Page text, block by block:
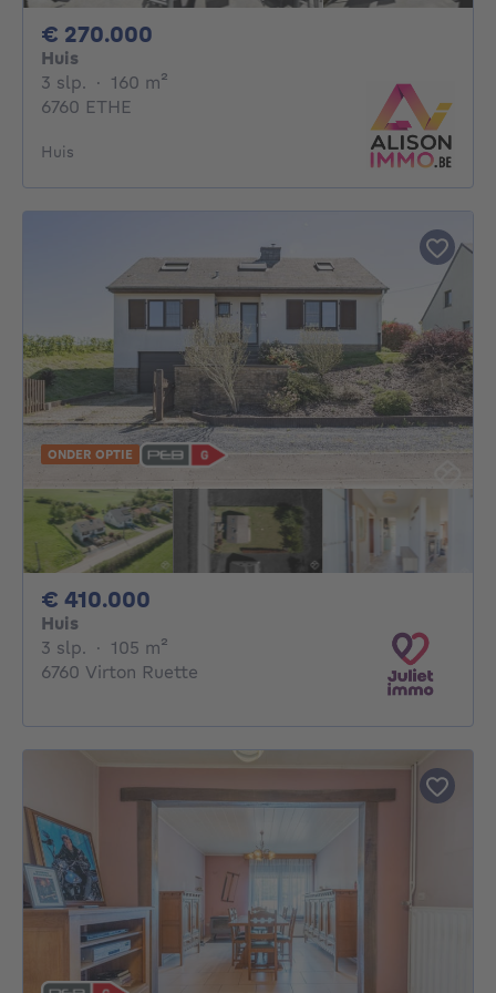
€ 270.000
Huis
3 slp. 3 slaapkamers
· 160 m²
6760 ETHE
Huis
ONDER OPTIE
€ 410.000
Huis
3 slp. 3 slaapkamers
· 105 m²
6760 Virton Ruette